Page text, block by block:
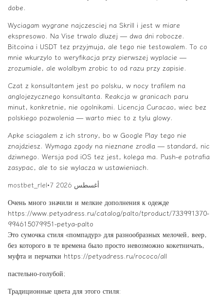
dobe.
Wyciagam wygrane najczesciej na Skrill i jest w miare
ekspresowo. Na Vise trwalo dluzej — dwa dni robocze.
Bitcoina i USDT tez przyjmuja, ale tego nie testowalem. To co
mnie wkurzylo to weryfikacja przy pierwszej wyplacie —
zrozumiale, ale wolalbym zrobic to od razu przy zapisie.
Czat z konsultantem jest po polsku, w nocy trafilem na
anglojezycznego konsultanta. Reakcja w granicach paru
minut, konkretnie, nie ogolnikami. Licencja Curacao, wiec bez
polskiego pozwolenia — warto miec to z tylu glowy.
Apke sciagalem z ich strony, bo w Google Play tego nie
znajdziesz. Wymaga zgody na nieznane zrodla — standard, nic
dziwnego. Wersja pod iOS tez jest, kolega ma. Push-e potrafia
zasypac, ale to sie wylacza w ustawieniach.
mostbet_rlel•
7 أغسطس 2026
Очень много значили и мелкие дополнения к одежде
https://www.petyadress.ru/catalog/palto/tproduct/733991370-
994615079951-petya-palto
Это сумочка стиля «помпадур» для разнообразных мелочей, веер,
без которого в те времена было просто невозможно кокетничать,
муфта и перчатки https://petyadress.ru/rococo/all
пастельно-голубой;
Традиционные цвета для этого стиля: